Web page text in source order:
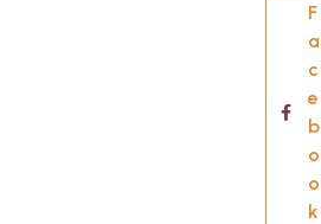
F
a
c
e
b
o
o
k